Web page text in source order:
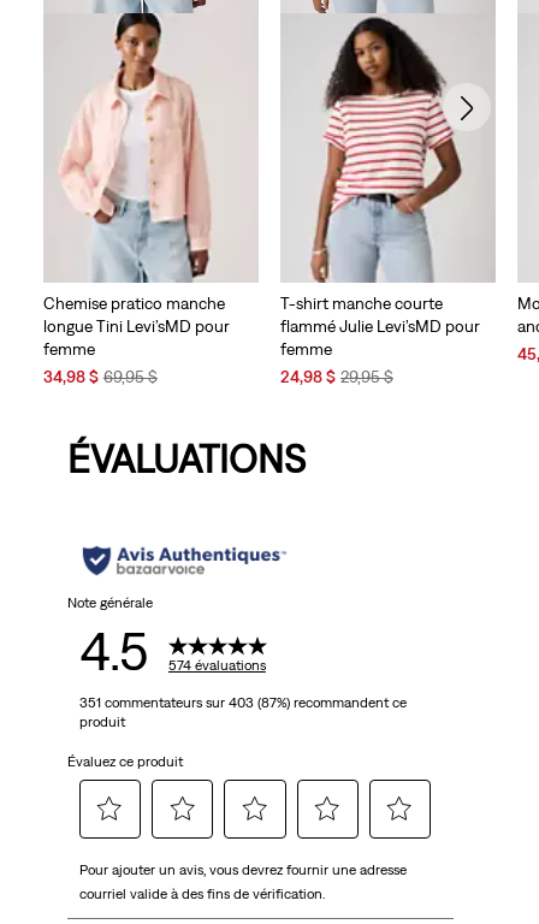
Chemise pratico manche
longue Tini Levi’sMD pour
femme
Sale
34,98 $Original
69,95 $
T-shirt manche courte
flammé Julie Levi’sMD pour
femme
Sale
24,98 $ Original
29,95 $
ÉVALUATIONS
Note générale
4.5 574 évaluations
351 commentateurs sur 403 (87%) recommandent ce
produit
Évaluez ce produit
pour
évaluer
pour
évaluer
pour
évaluer
pour
évaluer
pour
Pour ajouter un avis, vous devrez fournir une adresse
courriel valide à des fins de vérification.